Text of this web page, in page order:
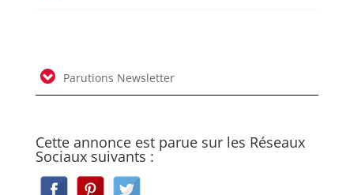
Parutions Newsletter
Cette annonce est parue sur les Réseaux
Sociaux suivants :